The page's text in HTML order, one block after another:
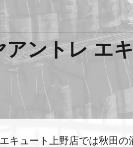
ントレ エ
キュート上野店では秋田